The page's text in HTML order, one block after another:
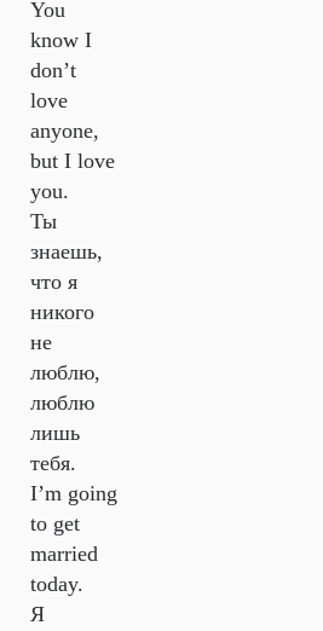
You
know I
don’t
love
anyone,
but I love
you.
Ты
знаешь,
что я
никого
не
люблю,
люблю
лишь
тебя.
I’m going
to get
married
today.
Я